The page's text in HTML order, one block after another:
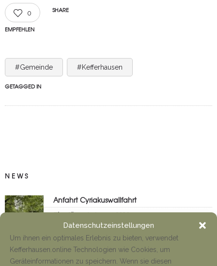
Datenschutzeinstellungen
Um ihnen ein optimales Erlebnis zu bieten, verwendet
Kefferhausen.online Technologien wie Cookies, um
Geräteinformationen zu speichern. Wenn sie diesen
0
EMPFEHLEN
SHARE
#Gemeinde #Kefferhausen
GETAGGED IN
NEWS
Anfahrt Cyriakuswallfahrt
Tino Jäger 1. August 2026
Neueröffnung Gaststätte